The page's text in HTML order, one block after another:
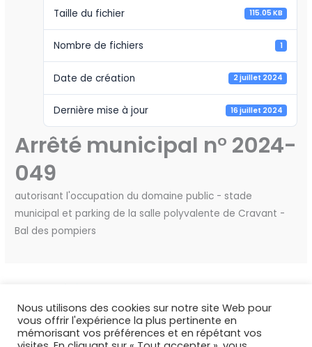
Taille du fichier 115.05 KB
Nombre de fichiers 1
Date de création 2 juillet 2024
Dernière mise à jour 16 juillet 2024
Arrêté municipal n° 2024-
049
autorisant l'occupation du domaine public - stade
municipal et parking de la salle polyvalente de Cravant -
Bal des pompiers
Nous utilisons des cookies sur notre site Web pour
vous offrir l'expérience la plus pertinente en
mémorisant vos préférences et en répétant vos